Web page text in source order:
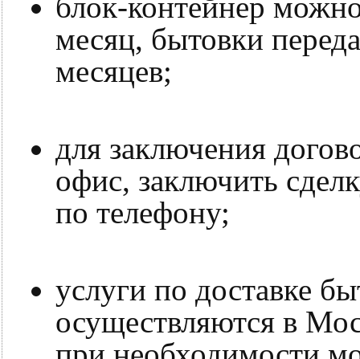
месяц, бытовки
месяцев;
для заключения
офис, заключить
по телефону;
услуги по доставке
осуществляются в